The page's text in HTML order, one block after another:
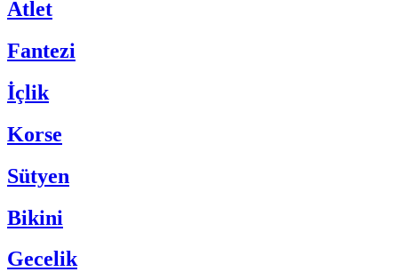
Atlet
Fantezi
İçlik
Korse
Sütyen
Bikini
Gecelik